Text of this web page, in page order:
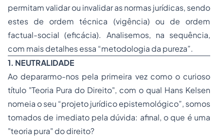
permitam validar ou invalidar as normas jurídicas, sendo
estes de ordem técnica (vigência) ou de ordem
factual-social (eficácia). Analisemos, na sequência,
com mais detalhes essa “metodologia da pureza”.
1. NEUTRALIDADE
Ao depararmo-nos pela primeira vez como o curioso
título "Teoria Pura do Direito", com o qual Hans Kelsen
nomeia o seu “projeto jurídico epistemológico”, somos
tomados de imediato pela dúvida: afinal, o que é uma
"teoria pura" do direito?